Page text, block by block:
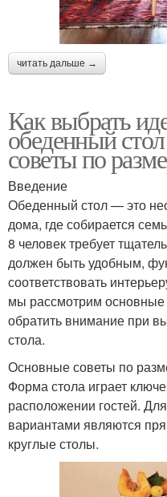
читать дальше →
Как выбрать
обеденный
советы по
Введение
Обеденный стол — это
дома, где собирается
8 человек требует
должен быть удобным,
соответствовать
мы рассмотрим основные
обратить внимание при
стола.
Основные советы по
Форма стола играет
расположении гостей.
вариантами являются
круглые столы.